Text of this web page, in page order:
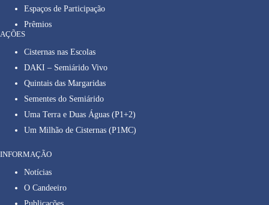
Espaços de Participação
Prêmios
AÇÕES
Cisternas nas Escolas
DAKI – Semiárido Vivo
Quintais das Margaridas
Sementes do Semiárido
Uma Terra e Duas Águas (P1+2)
Um Milhão de Cisternas (P1MC)
INFORMAÇÃO
Notícias
O Candeeiro